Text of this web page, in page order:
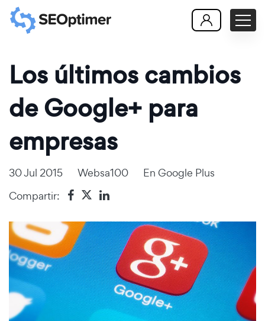
Los últimos cambios
de Google+ para
empresas
30 Jul 2015 Websa100 En Google Plus
Compartir: